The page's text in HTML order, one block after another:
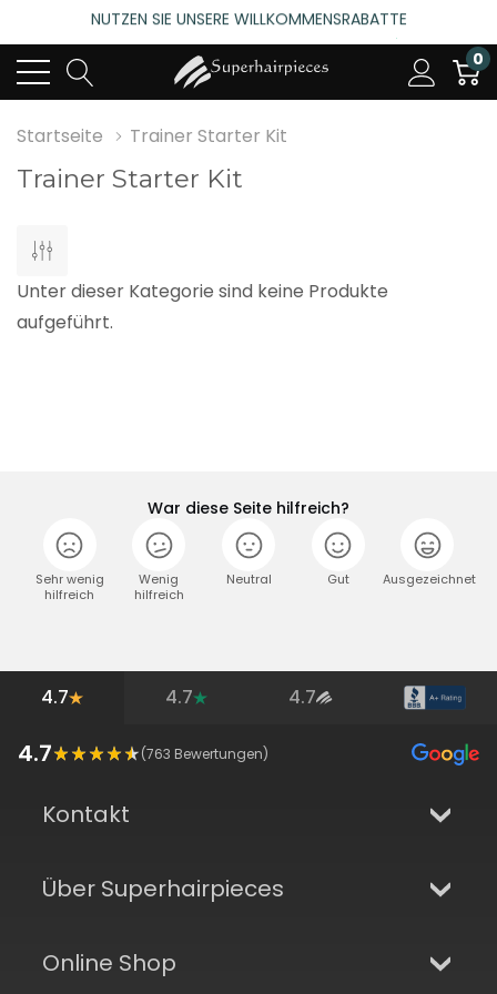
NUTZEN SIE UNSERE WILLKOMMENSRABATTE
4.6
(485 bewertungen)
NUTZEN SIE UNSERE WILLKOMMENSRABATTE
0
Startseite Trainer Starter Kit
Trainer Starter Kit
Unter dieser Kategorie sind keine Produkte
aufgeführt.
War diese Seite hilfreich?
Sehr wenig
hilfreich
Wenig
hilfreich
Neutral Gut Ausgezeichnet
4.7 4.7 4.7
4.7 (763 Bewertungen)
Kontakt
Über Superhairpieces
Online Shop